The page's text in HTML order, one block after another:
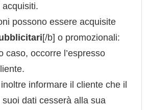
possono essere acquisite
[/b] o promozionali:
caso, occorre l’espresso
inoltre informare il cliente che il
dati cesserà alla sua